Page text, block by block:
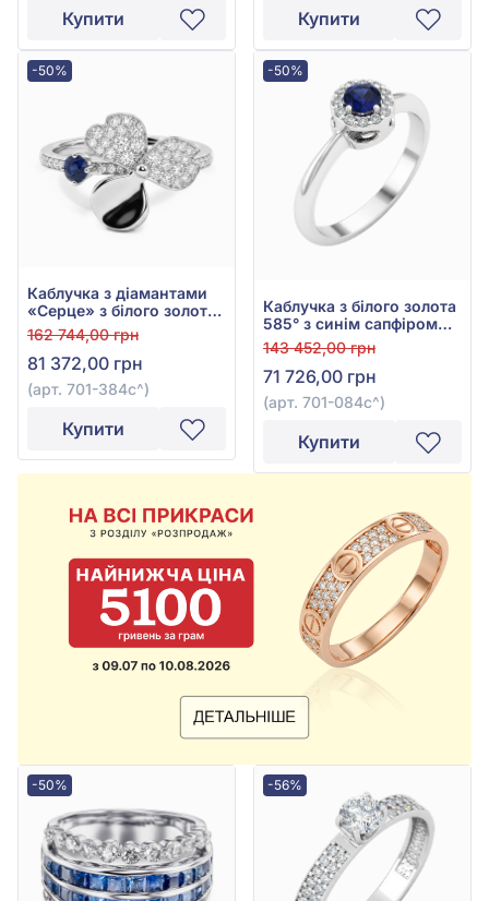
Купити Купити
-50%
Каблучка з діамантами
«Серце» з білого золота
585° з синім сапфіром
0,22ct та діамантом
0,36ct, арт. 701-384с
162 744,00 грн
81 372,00 грн
(арт. 701-384с^)
Купити
-50%
Каблучка з білого золота
585° з синім сапфіром
0,37ct та діамантами
0,12ct, арт. 701-084с
143 452,00 грн
71 726,00 грн
(арт. 701-084с^)
Купити
-50% -56%